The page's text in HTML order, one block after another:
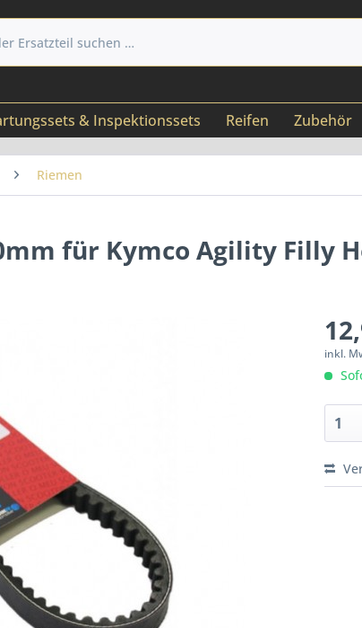
& Inspektionssets Reifen Zubehör
Riemen
für Kymco Agility Filly
inkl.